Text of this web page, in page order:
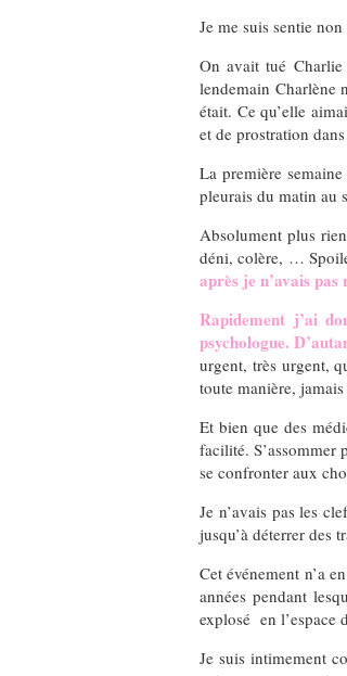
Je me suis sentie
On avait tué
lendemain Charlène
était. Ce qu’elle
et de prostration
La première
pleurais du matin au
Absolument plus
déni, colère, …
après je n’avais
Rapidement j’ai
psychologue.
urgent, très urgent,
toute manière,
Et bien que des
facilité. S’assommer
se confronter aux
Je n’avais pas les
jusqu’à déterrer des
Cet événement n’a
années pendant
explosé en l’espace
Je suis intimement